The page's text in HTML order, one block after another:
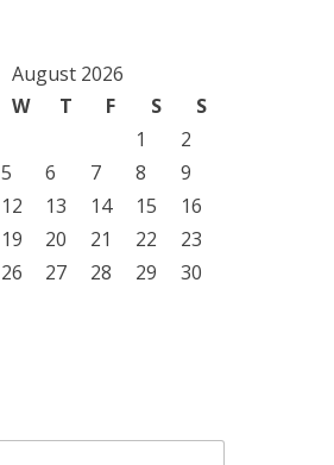
August 2026
W T F S
S
1
2
5 6 7 8
9
12 13 14 15
16
19 20 21 22
23
26 27 28 29
30